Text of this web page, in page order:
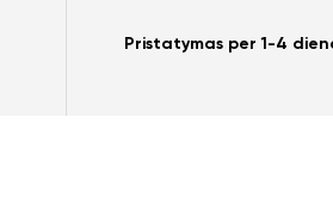
Pristatymas per 1-4